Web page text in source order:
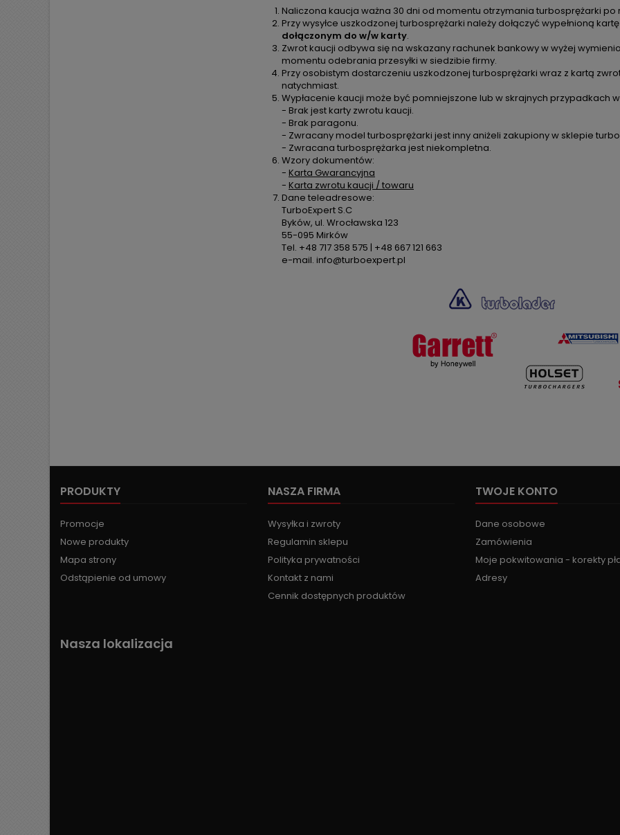
Naliczona kaucja ważna 30 dni od momentu otrzymania turbosprężarki po
Przy wysyłce uszkodzonej turbosprężarki należy dołączyć wypełnioną
dołączonym do w/w karty.
Zwrot kaucji odbywa się na wskazany rachunek bankowy w wyżej
momentu odebrania przesyłki w siedzibie firmy.
Przy osobistym dostarczeniu uszkodzonej turbosprężarki wraz z kartą
natychmiast.
Wypłacenie kaucji może być pomniejszone lub w skrajnych przypadkach
- Brak jest karty zwrotu kaucji.
- Brak paragonu.
- Zwracany model turbosprężarki jest inny aniżeli zakupiony w sklepie
- Zwracana turbosprężarka jest niekompletna.
Wzory dokumentów:
- Karta Gwarancyjna
- Karta zwrotu kaucji / towaru
Dane teleadresowe:
TurboExpert S.C
Byków, ul. Wrocławska 123
55-095 Mirków
Tel. +48 717 358 575 | +48 667 121 663
e-mail. info@turboexpert.pl
PRODUKTY
Promocje
Nowe produkty
Mapa strony
Odstąpienie od umowy
NASZA FIRMA
Wysyłka i zwroty
Regulamin sklepu
Polityka prywatności
Kontakt z nami
Cennik dostępnych produktów
TWOJE KONTO
Dane osobowe
Zamówienia
Moje pokwitowania - korekty
Adresy
Nasza lokalizacja